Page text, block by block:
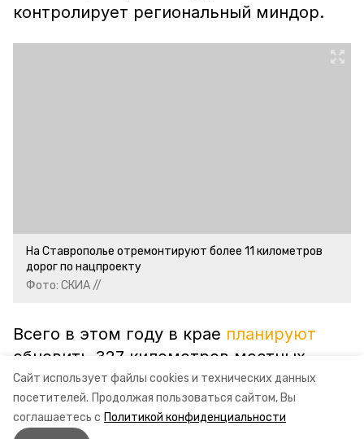
Сайт использует файлы cookies и технических данных
посетителей. Продолжая пользоваться сайтом, Вы
соглашаетесь с Политикой конфиденциальности
контролирует региональный миндор.
На Ставрополье отремонтируют более 11 километров
дорог по нацпроекту
Фото: СКИА //
Всего в этом году в крае планируют
обновить 327 километров местных
дорог. Выполнение задачи находится на
особом контроле у губернатора
Ставрополья Владимира Владимирова.